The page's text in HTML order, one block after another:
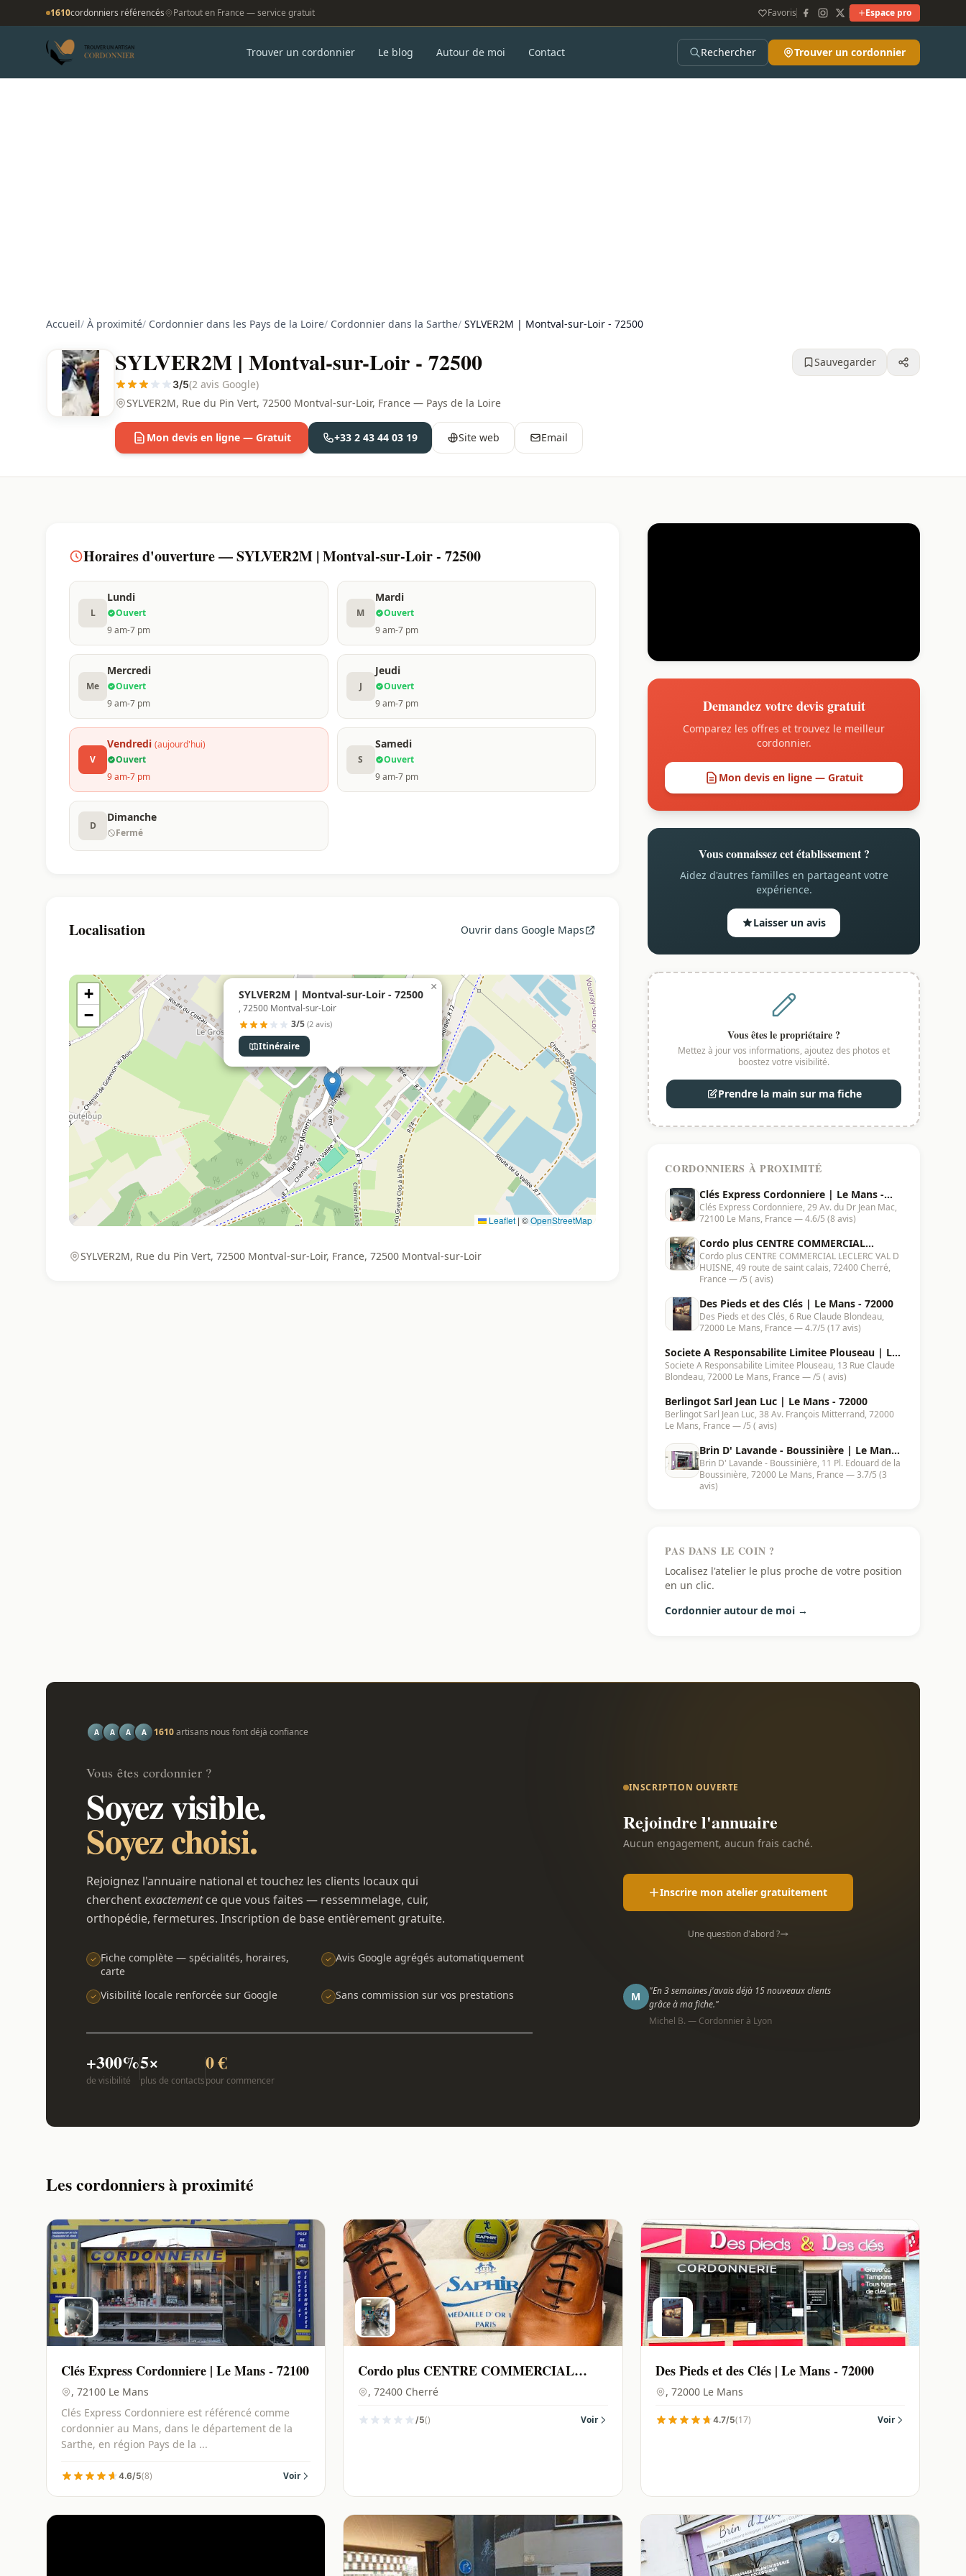
1610cordonniers référencés Partout en France — service gratuit Favoris Espace pro
Trouver un cordonnier Le blog Autour de moi Contact Rechercher Trouver un cordonnier
Accueil/ À proximité/ Cordonnier dans les Pays de la Loire/ Cordonnier dans la Sarthe/ SYLVER2M | Montval-sur-Loir - 72500
SYLVER2M | Montval-sur-Loir - 72500
3/5(2 avis Google)
SYLVER2M, Rue du Pin Vert, 72500 Montval-sur-Loir, France — Pays de la Loire
Sauvegarder
Mon devis en ligne — Gratuit +33 2 43 44 03 19 Site web Email
Horaires d'ouverture — SYLVER2M | Montval-sur-Loir - 72500
L
Lundi
Ouvert
9 am-7 pm
M
Mardi
Ouvert
9 am-7 pm
Me
Mercredi
Ouvert
9 am-7 pm
J
Jeudi
Ouvert
9 am-7 pm
V
Vendredi (aujourd'hui)
Ouvert
9 am-7 pm
S
Samedi
Ouvert
9 am-7 pm
D
Dimanche
Fermé
Localisation Ouvrir dans Google Maps
SYLVER2M | Montval-sur-Loir - 72500
, 72500 Montval-sur-Loir
3/5 (2 avis)
Itinéraire
×
+
−
Leaflet | ©OpenStreetMap
SYLVER2M, Rue du Pin Vert, 72500 Montval-sur-Loir, France, 72500 Montval-sur-Loir
Demandez votre devis gratuit
Comparez les offres et trouvez le meilleur
cordonnier.
Mon devis en ligne — Gratuit
Vous connaissez cet établissement ?
Aidez d'autres familles en partageant votre
expérience.
Laisser un avis
Vous êtes le propriétaire ?
Mettez à jour vos informations, ajoutez des photos et
boostez votre visibilité.
Prendre la main sur ma fiche
CORDONNIERS À PROXIMITÉ
Clés Express Cordonniere | Le Mans -
72100
Clés Express Cordonniere, 29 Av. du Dr Jean Mac,
72100 Le Mans, France — 4.6/5 (8 avis)
Cordo plus CENTRE COMMERCIAL
LECLERC VAL D HUISNE | Cherré - 72400
Cordo plus CENTRE COMMERCIAL LECLERC VAL D
HUISNE, 49 route de saint calais, 72400 Cherré,
France — /5 ( avis)
Des Pieds et des Clés | Le Mans - 72000
Des Pieds et des Clés, 6 Rue Claude Blondeau,
72000 Le Mans, France — 4.7/5 (17 avis)
Societe A Responsabilite Limitee Plouseau | Le
Mans - 72000
Societe A Responsabilite Limitee Plouseau, 13 Rue Claude
Blondeau, 72000 Le Mans, France — /5 ( avis)
Berlingot Sarl Jean Luc | Le Mans - 72000
Berlingot Sarl Jean Luc, 38 Av. François Mitterrand, 72000
Le Mans, France — /5 ( avis)
Brin D' Lavande - Boussinière | Le Mans
- 72000
Brin D' Lavande - Boussinière, 11 Pl. Edouard de la
Boussinière, 72000 Le Mans, France — 3.7/5 (3
avis)
PAS DANS LE COIN ?
Localisez l'atelier le plus proche de votre position
en un clic.
Cordonnier autour de moi →
A A A A 1610artisans nous font déjà confiance
Vous êtes cordonnier ?
Soyez visible.
Soyez choisi.
Rejoignez l'annuaire national et touchez les clients locaux qui
cherchentexactementce que vous faites — ressemmelage, cuir,
orthopédie, fermetures. Inscription de base entièrement gratuite.
Fiche complète — spécialités, horaires,
carte
Avis Google agrégés automatiquement
Visibilité locale renforcée sur Google Sans commission sur vos prestations
+300%
de visibilité
5×
plus de contacts
0 €
pour commencer
INSCRIPTION OUVERTE
Rejoindre l'annuaire
Aucun engagement, aucun frais caché.
Inscrire mon atelier gratuitement
Une question d'abord ?
M
"En 3 semaines j'avais déjà 15 nouveaux clients
grâce à ma fiche."
Michel B. — Cordonnier à Lyon
Les cordonniers à proximité
Clés Express Cordonniere | Le Mans - 72100
, 72100 Le Mans
Clés Express Cordonniere est référencé comme
cordonnier au Mans, dans le département de la
Sarthe, en région Pays de la ...
4.6/5(8) Voir
Cordo plus CENTRE COMMERCIAL
LECLERC VAL D HUISNE | Cherré -
, 72400 Cherré
/5() Voir
Des Pieds et des Clés | Le Mans - 72000
, 72000 Le Mans
4.7/5(17) Voir